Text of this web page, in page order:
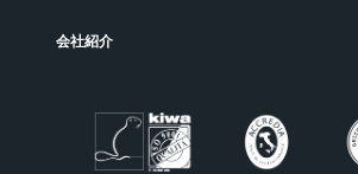
会社紹介